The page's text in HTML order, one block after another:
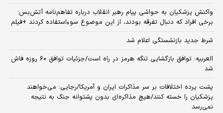
واکنش پزشکیان به حواشی پیام رهبر انقلاب درباره تفاهم‌نامه آتش‌بس؛
برخی افراد که دنبال تفرقه بودند، از این موضوع سوءاستفاده کردند +فیلم
شرط جدید بازنشستگی اعلام شد
العربیه: توافق بازگشایی تنگه هرمز در راه است/جزئیات توافق ۶۰ روزه فاش
شد
پشت پرده اختلافات بر سر مذاکرات ایران و آمریکا/رجایی: می‌خواهند
پزشکیان را خسته کنند/هیچ مذاکره‌ای بدون پشتوانه جنگ به نتیجه
نمی‌رسد